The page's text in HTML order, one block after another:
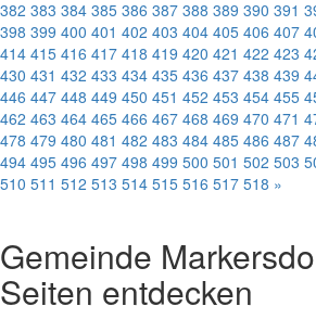
382 383 384 385 386 387 388 389 390 391
398 399 400 401 402 403 404 405 406 407
414 415 416 417 418 419 420 421 422 423
430 431 432 433 434 435 436 437 438 439
446 447 448 449 450 451 452 453 454 455
462 463 464 465 466 467 468 469 470 471
478 479 480 481 482 483 484 485 486 487
494 495 496 497 498 499 500 501 502 503
510 511 512 513 514 515 516 517 518 »
Gemeinde
Seiten entdecken